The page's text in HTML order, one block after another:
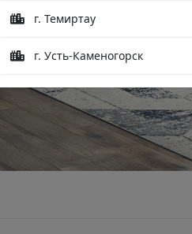
г. Темиртау
г. Усть-Каменогорск